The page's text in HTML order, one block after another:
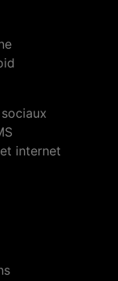
internet